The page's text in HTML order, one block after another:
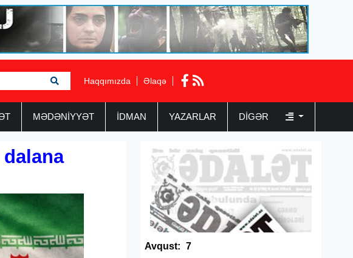
Haqqımızda Əlaqə
MƏDƏNİYYƏT İDMAN YAZARLAR DIGƏR
dalana
Avqust: 7